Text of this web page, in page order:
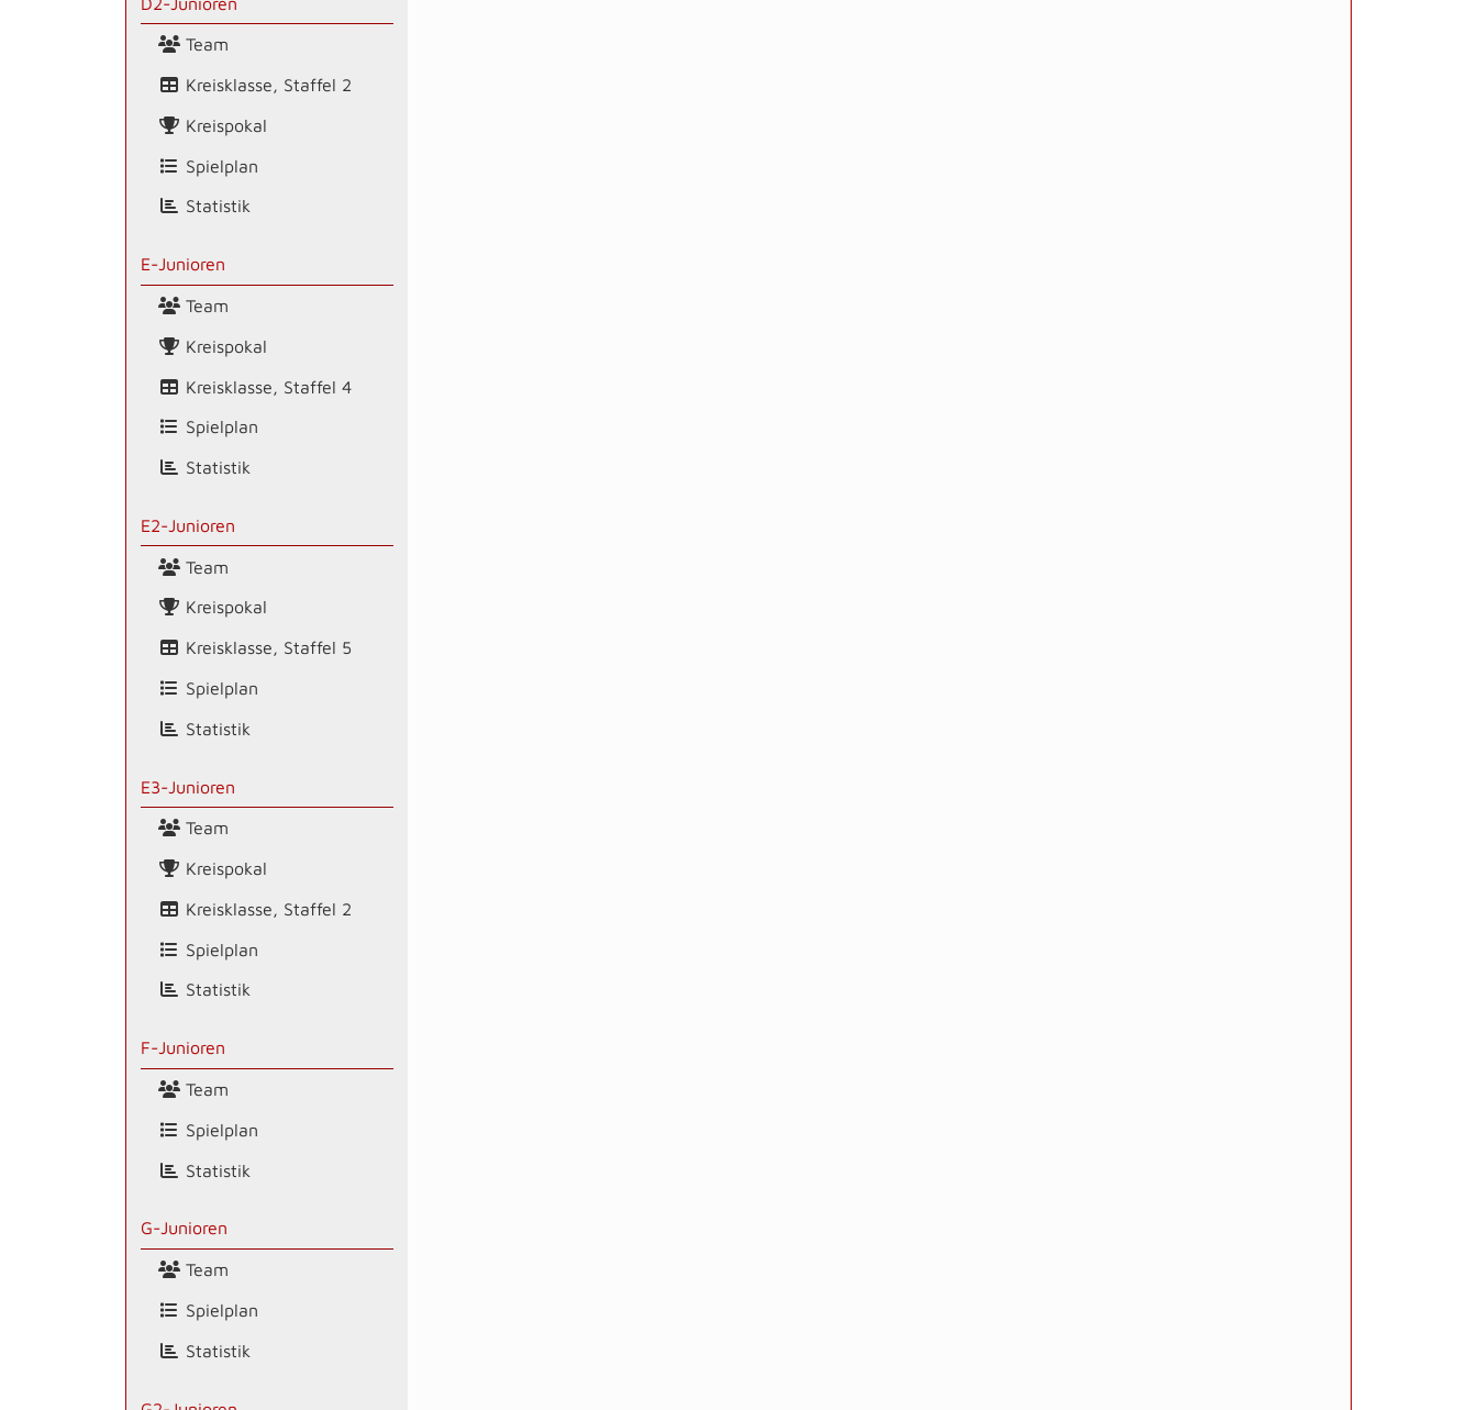
Team
Kreisklasse, Staffel 2
Kreispokal
Spielplan
Statistik
E-Junioren
Team
Kreispokal
Kreisklasse, Staffel 4
Spielplan
Statistik
E2-Junioren
Team
Kreispokal
Kreisklasse, Staffel 5
Spielplan
Statistik
E3-Junioren
Team
Kreispokal
Kreisklasse, Staffel 2
Spielplan
Statistik
F-Junioren
Team
Spielplan
Statistik
G-Junioren
Team
Spielplan
Statistik